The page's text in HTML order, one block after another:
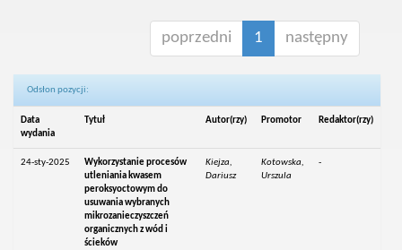
poprzedni 1 następny
Odsłon pozycji:
Data
wydania
Tytuł Autor(rzy) Promotor Redaktor(rzy)
24-sty-2025
Wykorzystanie procesów
utleniania kwasem
peroksyoctowym do
usuwania wybranych
mikrozanieczyszczeń
organicznych z wód i
ścieków
Kiejza,
Dariusz
Kotowska,
Urszula
-